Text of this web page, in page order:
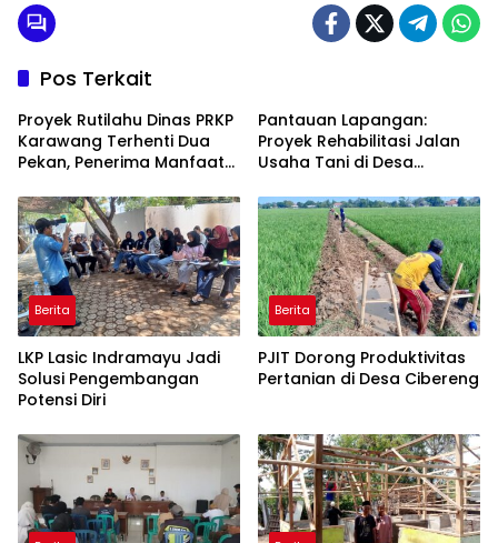
Pos Terkait
Proyek Rutilahu Dinas PRKP
Karawang Terhenti Dua
Pekan, Penerima Manfaat
Pantauan Lapangan:
Proyek Rehabilitasi Jalan
Usaha Tani di Desa
Sesuai Spesifikasi
Berita
LKP Lasic Indramayu Jadi
Solusi Pengembangan
Potensi Diri
Berita
PJIT Dorong Produktivitas
Pertanian di Desa Cibereng